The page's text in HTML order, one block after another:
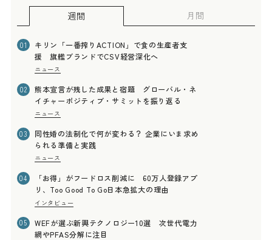
週間 月間
01
キリン「一番搾りACTION」で食の生産者支
援 旗艦ブランドでCSV経営深化へ
ニュース
02
熊本宣言が残した成果と宿題 グローバル・ネ
イチャーポジティブ・サミットを振り返る
ニュース
03
同性婚の法制化で何が変わる？ 企業にいま求め
られる準備と実践
ニュース
04
「お得」がフードロス削減に 60万人登録アプ
リ、Too Good To Go日本急拡大の理由
インタビュー
05
WEFが選ぶ新興テクノロジー10選 次世代電力
網やPFAS分解に注目